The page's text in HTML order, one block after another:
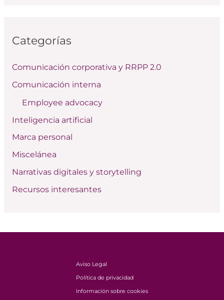
a
p
o
:
Categorías
Comunicación corporativa y RRPP 2.0
Comunicación interna
Employee advocacy
Inteligencia artificial
Marca personal
Miscelánea
Narrativas digitales y storytelling
Recursos interesantes
Aviso Legal
Política de privacidad
Información sobre cookies